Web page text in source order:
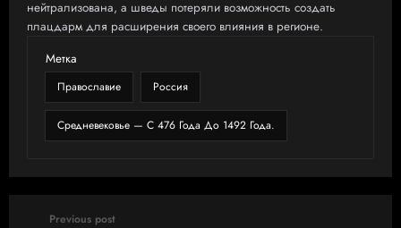
нейтрализована, а шведы потеряли возможность создать
плацдарм для расширения своего влияния в регионе.
Метка
Православие Россия
Средневековье — С 476 Года До 1492 Года.
Previous post